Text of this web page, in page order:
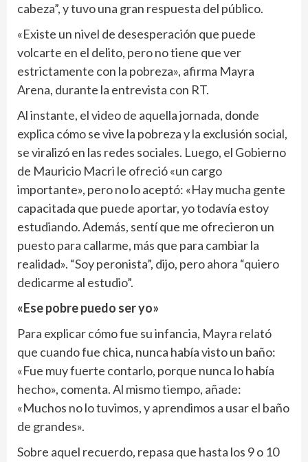
cabeza”, y tuvo una gran respuesta del público.
«Existe un nivel de desesperación que puede
volcarte en el delito, pero no tiene que ver
estrictamente con la pobreza», afirma Mayra
Arena, durante la entrevista con RT.
Al instante, el video de aquella jornada, donde
explica cómo se vive la pobreza y la exclusión social,
se viralizó en las redes sociales. Luego, el Gobierno
de Mauricio Macri le ofreció «un cargo
importante», pero no lo aceptó: «Hay mucha gente
capacitada que puede aportar, yo todavía estoy
estudiando. Además, sentí que me ofrecieron un
puesto para callarme, más que para cambiar la
realidad». “Soy peronista”, dijo, pero ahora “quiero
dedicarme al estudio”.
«Ese pobre puedo ser yo»
Para explicar cómo fue su infancia, Mayra relató
que cuando fue chica, nunca había visto un baño:
«Fue muy fuerte contarlo, porque nunca lo había
hecho», comenta. Al mismo tiempo, añade:
«Muchos no lo tuvimos, y aprendimos a usar el baño
de grandes».
Sobre aquel recuerdo, repasa que hasta los 9 o 10